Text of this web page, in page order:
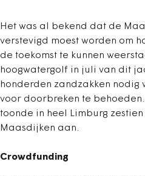
Het was al bekend dat de
verstevigd moest worden om
de toekomst te kunnen
hoogwatergolf in juli van dit
honderden zandzakken
voor doorbreken te
toonde in heel Limburg
Maasdijken aan.
Crowdfunding